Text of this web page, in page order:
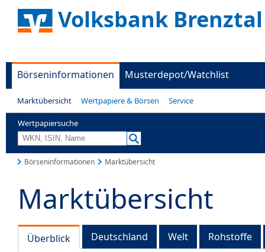
Volksbank Brenztal
Börseninformationen Musterdepot/Watchlist
Marktübersicht Wertpapiere & Börsen Service
Wertpapiersuche
Börseninformationen Marktübersicht
Marktübersicht
Überblick Deutschland Welt Rohstoffe